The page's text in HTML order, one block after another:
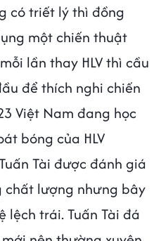
có triết lý thì đồng
một chiến thuật
lần thay HLV thì cầu
để thích nghi chiến
Việt Nam đang học
bóng của HLV
Tài được đánh giá
lượng nhưng bây
trái. Tuấn Tài đá